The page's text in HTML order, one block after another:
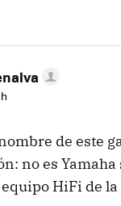
de este
no es Yamaha
HiFi de